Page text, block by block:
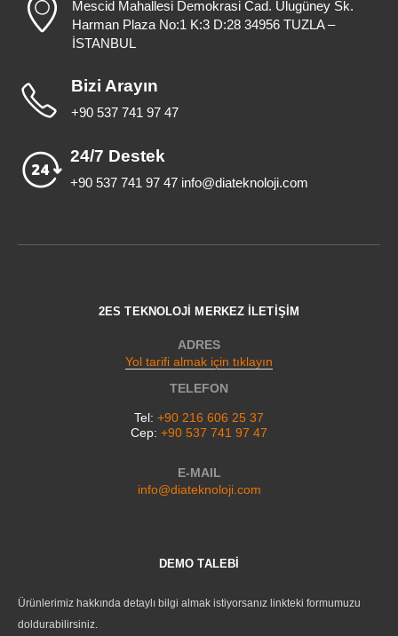
Mescid Mahallesi Demokrasi Cad. Ulugüney Sk.
Harman Plaza No:1 K:3 D:28 34956 TUZLA –
İSTANBUL
Bizi Arayın
+90 537 741 97 47
24/7 Destek
+90 537 741 97 47 info@diateknoloji.com
2ES TEKNOLOJİ MERKEZ İLETİŞİM
ADRES
Yol tarifi almak için tıklayın
TELEFON
Tel: +90 216 606 25 37
Cep: +90 537 741 97 47
E-MAIL
info@diateknoloji.com
DEMO TALEBİ
Ürünlerimiz hakkında detaylı bilgi almak istiyorsanız linkteki formumuzu
doldurabilirsiniz.